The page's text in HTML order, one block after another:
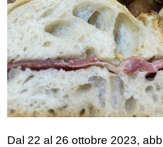
Dal 22 al 26 ottobre 2023,